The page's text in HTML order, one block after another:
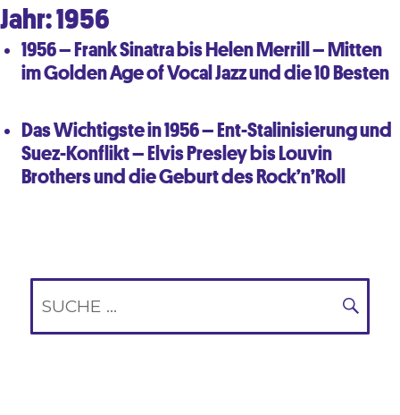
Jahr:1956
1956 – Frank Sinatra bis Helen Merrill – Mitten
im Golden Age of Vocal Jazz und die 10 Besten
Das Wichtigste in 1956 – Ent-Stalinisierung und
Suez-Konflikt – Elvis Presley bis Louvin
Brothers und die Geburt des Rock’n’Roll